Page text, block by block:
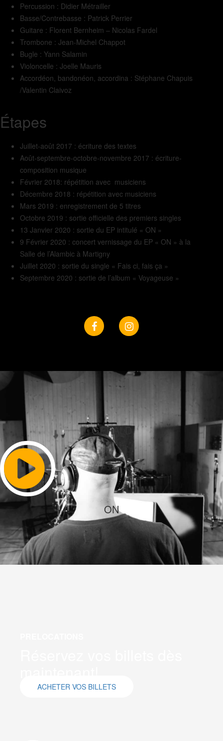
Percussion : Didier Métrailler
Basse/Contrebasse : Patrick Perrier
Guitare : Florent Bernheim – Nicolas Fardel
Trombone : Jean-Michel Chappot
Bugle : Yann Salamin
Violoncelle : Joelle Mauris
Accordéon, bandonéon, accordina : Stéphane Chapuis
/Valentin Claivoz
Étapes
Juillet-août 2017 : écriture des textes
Août-septembre-octobre-novembre 2017 : écriture-
composition musique
Février 2018: répétition avec musiciens
Décembre 2018 : répétition avec musiciens
Mars 2019 : enregistrement de 5 titres
Octobre 2019 : sortie officielle des premiers singles
13 Janvier 2020 : sortie du EP intitulé « ON »
9 Février 2020 : concert vernissage du EP « ON » à la
Salle de l’Alambic à Martigny
Juillet 2020 : sortie du single « Fais ci, fais ça »
Septembre 2020 : sortie de l’album « Voyageuse »
GERALD
ON
ACHETER VOS BILLETS